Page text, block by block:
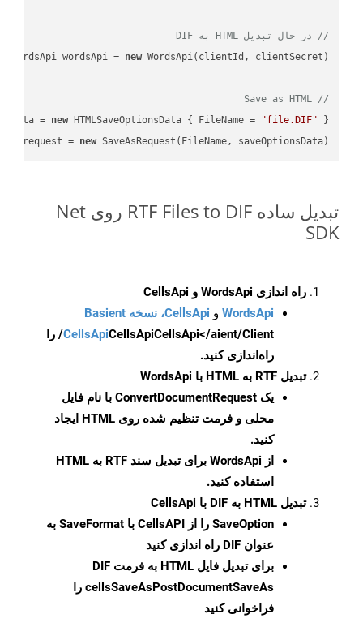
// در حال تبدیل HTML به DIF
WordsApi wordsApi = new
// Save as HTML
= new HTMLSaveOptionsData { FileName = "file.DIF" };
request = new SaveAsRequest(FileName, saveOptionsData);
تبدیل ساده RTF Files to DIF روی Net
SDK
راه اندازی WordsApi و CellsApi
WordsApi و CellsApi، نسخه Basient
CellsApiCellsApi
CellsApi</aient/Client/ را
راه‌اندازی کنید.
تبدیل RTF به HTML با WordsApi
یک ConvertDocumentRequest با نام فایل
محلی و فرمت تنظیم شده روی HTML ایجاد
کنید.
از WordsApi برای تبدیل سند RTF به HTML
استفاده کنید.
تبدیل HTML به DIF با CellsApi
SaveOption
را از CellsAPI با SaveFormat به
عنوان DIF راه اندازی کنید
برای تبدیل فایل HTML به فرمت
DIF
cellsSaveAsPostDocumentSaveAs را
فراخوانی کنید